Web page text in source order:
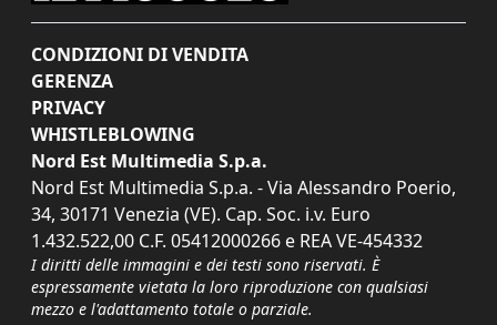
CONDIZIONI DI VENDITA
GERENZA
PRIVACY
WHISTLEBLOWING
Nord Est Multimedia S.p.a.
Nord Est Multimedia S.p.a. - Via Alessandro Poerio,
34, 30171 Venezia (VE). Cap. Soc. i.v. Euro
1.432.522,00 C.F. 05412000266 e REA VE-454332
I diritti delle immagini e dei testi sono riservati. È
espressamente vietata la loro riproduzione con qualsiasi
mezzo e l'adattamento totale o parziale.